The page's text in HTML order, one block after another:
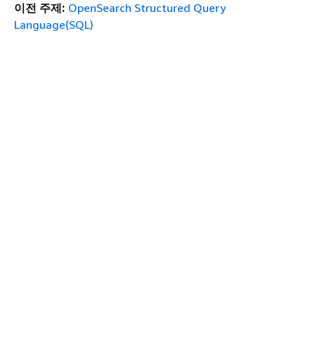
이전 주제: OpenSearch Structured Query
Language(SQL)